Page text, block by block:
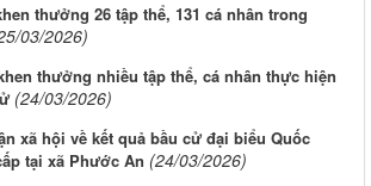
thưởng 26 tập thể, 131 cá nhân trong
03/2026)
thưởng nhiều tập thể, cá nhân thực hiện
(24/03/2026)
xã hội về kết quả bầu cử đại biểu Quốc
tại xã Phước An (24/03/2026)